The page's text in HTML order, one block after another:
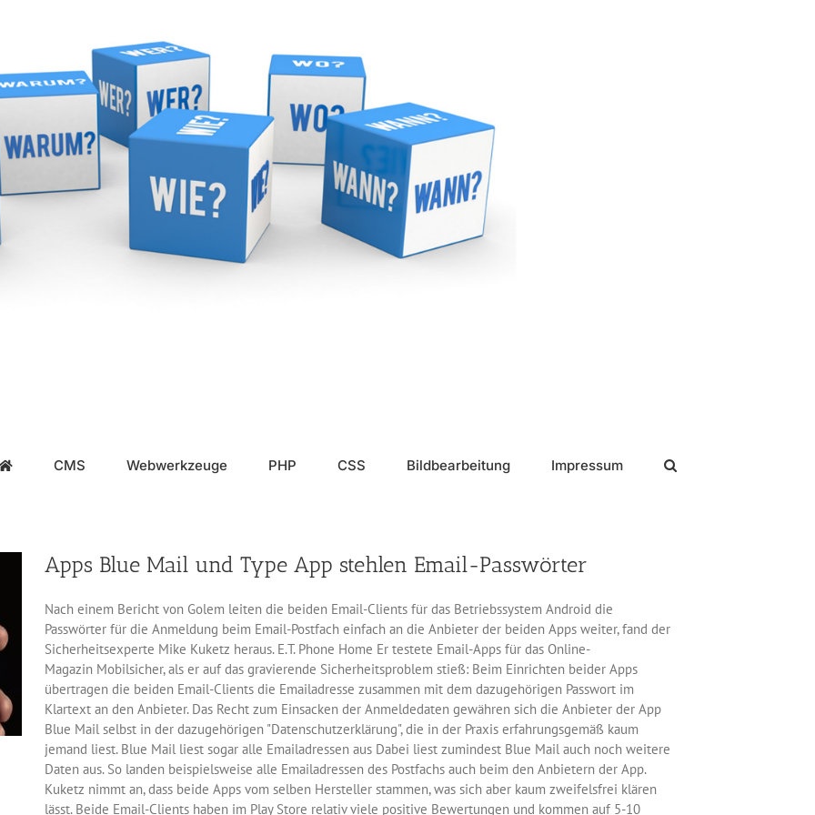
CMS Webwerkzeuge PHP CSS Bildbearbeitung Impressum
Apps Blue Mail und Type App stehlen Email-Passwörter
Nach einem Bericht von Golem leiten die beiden Email-Clients für das Betriebssystem Android die
Passwörter für die Anmeldung beim Email-Postfach einfach an die Anbieter der beiden Apps weiter, fand der
Sicherheitsexperte Mike Kuketz heraus. E.T. Phone Home Er testete Email-Apps für das Online-
Magazin Mobilsicher, als er auf das gravierende Sicherheitsproblem stieß: Beim Einrichten beider Apps
übertragen die beiden Email-Clients die Emailadresse zusammen mit dem dazugehörigen Passwort im
Klartext an den Anbieter. Das Recht zum Einsacken der Anmeldedaten gewähren sich die Anbieter der App
Blue Mail selbst in der dazugehörigen "Datenschutzerklärung", die in der Praxis erfahrungsgemäß kaum
jemand liest. Blue Mail liest sogar alle Emailadressen aus Dabei liest zumindest Blue Mail auch noch weitere
Daten aus. So landen beispielsweise alle Emailadressen des Postfachs auch beim den Anbietern der App.
Kuketz nimmt an, dass beide Apps vom selben Hersteller stammen, was sich aber kaum zweifelsfrei klären
lässt. Beide Email-Clients haben im Play Store relativ viele positive Bewertungen und kommen auf 5-10